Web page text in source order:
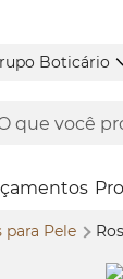
Boticário
para Pele